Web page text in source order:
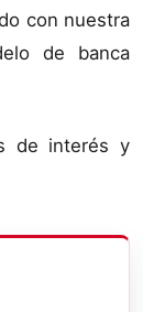
con nuestra
de banca
de interés y